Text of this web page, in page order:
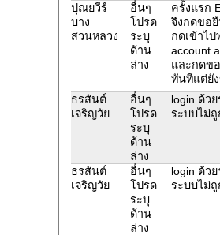
ปุณยวีร์
บาง
สวนหลวง
อื่นๆ
โปรด
ระบุ
ด้าน
ล่าง
ครั้งแรก
จึงกดขอ
กดเข้าไ
account
และกดข
ทันทีแต่ยั
ธรสันต์
เจริญวัย
อื่นๆ
โปรด
ระบุ
ด้าน
ล่าง
login ด้ว
ระบบไม่ถู
ธรสันต์
เจริญวัย
อื่นๆ
โปรด
ระบุ
ด้าน
ล่าง
login ด้ว
ระบบไม่ถู